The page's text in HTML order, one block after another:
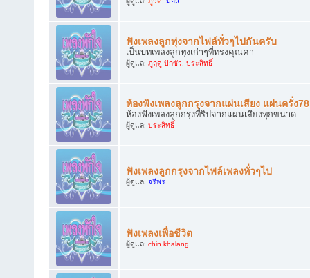
ฟังเพลงลูกทุ่งจากไฟล์ทั่วๆไปกันครับ
เป็นบทเพลงลูกทุ่งเก่าๆที่ทรงคุณค่า
ผู้ดูแล: ภูฤดู ปักซัว, ประสิทธิ์
ห้องฟังเพลงลูกกรุงจากแผ่นเสียง แผ่นครั่ง
ห้องฟังเพลงลูกกรุงที่ริปจากแผ่นเสียงทุกขนาด
ผู้ดูแล: ประสิทธิ์
ฟังเพลงลูกกรุงจากไฟล์เพลงทั่วๆไป
ผู้ดูแล: จรีพร
ฟังเพลงเพื่อชีวิต
ผู้ดูแล: chin khalang